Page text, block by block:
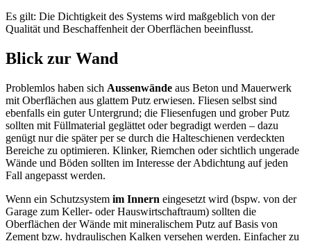
Es gilt: Die Dichtigkeit des Systems wird maßgeblich von der
Qualität und Beschaffenheit der Oberflächen beeinflusst.
Blick zur Wand
Problemlos haben sich Aussenwände aus Beton und Mauerwerk
mit Oberflächen aus glattem Putz erwiesen. Fliesen selbst sind
ebenfalls ein guter Untergrund; die Fliesenfugen und grober Putz
sollten mit Füllmaterial geglättet oder begradigt werden – dazu
genügt nur die später per se durch die Halteschienen verdeckten
Bereiche zu optimieren. Klinker, Riemchen oder sichtlich ungerade
Wände und Böden sollten im Interesse der Abdichtung auf jeden
Fall angepasst werden.
Wenn ein Schutzsystem im Innern eingesetzt wird (bspw. von der
Garage zum Keller- oder Hauswirtschaftraum) sollten die
Oberflächen der Wände mit mineralischem Putz auf Basis von
Zement bzw. hydraulischen Kalken versehen werden. Einfacher zu